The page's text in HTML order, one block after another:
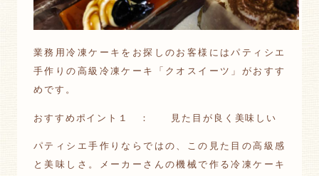
業務用冷凍ケーキをお探しのお客様にはパティシエ
手作りの高級冷凍ケーキ「クオスイーツ」がおすす
めです。
おすすめポイント１ ： 見た目が良く美味しい
パティシエ手作りならではの、この見た目の高級感
と美味しさ。メーカーさんの機械で作る冷凍ケーキ